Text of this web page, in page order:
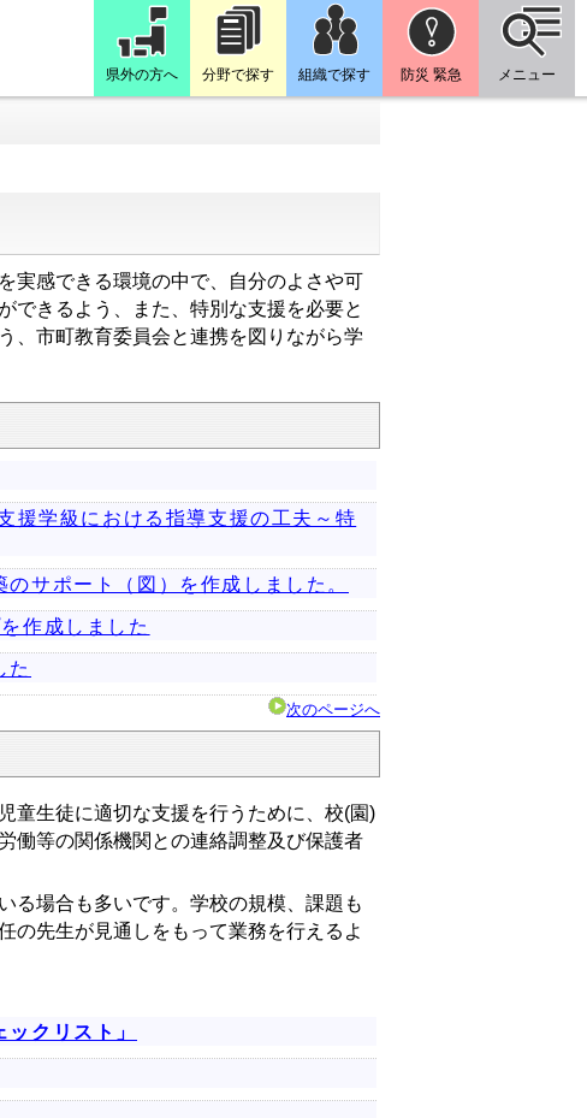
県外の方へ 分野で探す 組織で探す 防災 緊急 メニュー
実感できる環境の中で、自分のよさや可
できるよう、また、特別な支援を必要と
、市町教育委員会と連携を図りながら学
学級における指導支援の工夫～特
サポート（図）を作成しました。
作成しました
た
次のページへ
童生徒に適切な支援を行うために、校(園)
働等の関係機関との連絡調整及び保護者
場合も多いです。学校の規模、課題も
の先生が見通しをもって業務を行えるよ
クリスト」